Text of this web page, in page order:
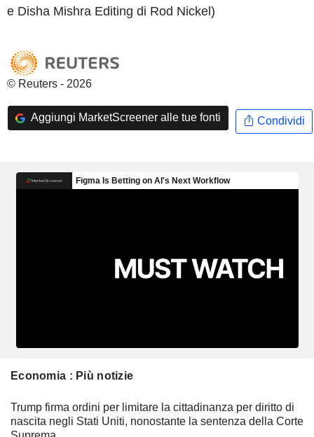
e Disha Mishra Editing di Rod Nickel)
© Reuters - 2026
Aggiungi MarketScreener alle tue fonti Condividi
Economia : Più notizie
Trump firma ordini per limitare la cittadinanza per diritto di
nascita negli Stati Uniti, nonostante la sentenza della Corte